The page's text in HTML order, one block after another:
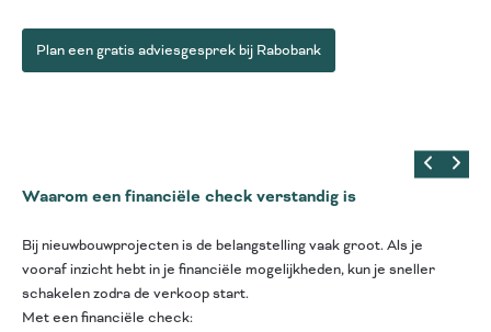
Plan een gratis adviesgesprek bij Rabobank
Waarom een financiële check verstandig is
Bij nieuwbouwprojecten is de belangstelling vaak groot. Als je
vooraf inzicht hebt in je financiële mogelijkheden, kun je sneller
schakelen zodra de verkoop start.
Met een financiële check: